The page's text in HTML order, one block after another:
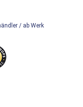
/ ab Werk